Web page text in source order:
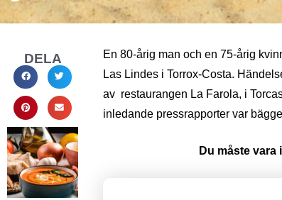
DELA
En 80-årig man och en 75-årig
Las Lindes i Torrox-Costa.
av restaurangen La Farola, i
inledande pressrapporter var
Du måste